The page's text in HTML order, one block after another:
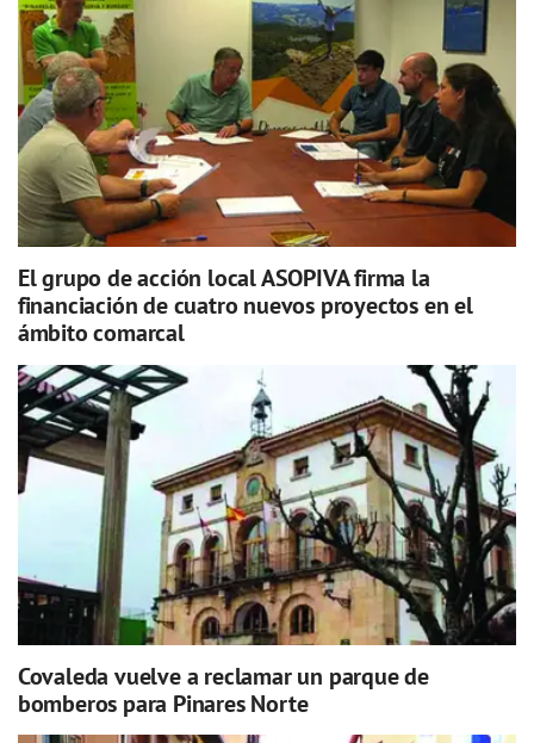
El grupo de acción local ASOPIVA firma la
financiación de cuatro nuevos proyectos en el
ámbito comarcal
Covaleda vuelve a reclamar un parque de
bomberos para Pinares Norte